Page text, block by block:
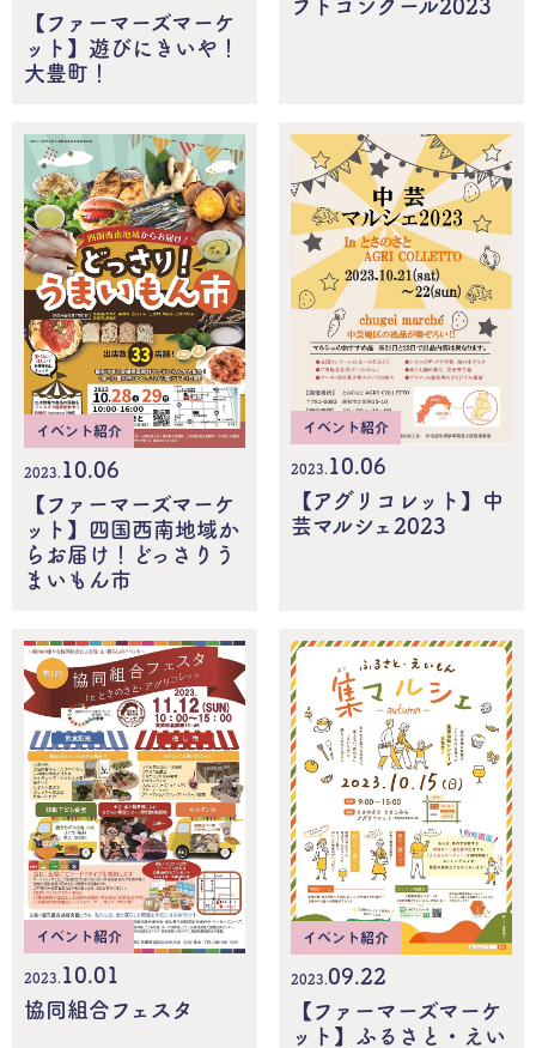
【ファーマーズマーケ
ット】遊びにきいや！
大豊町！
フトコンクール2023
イベント紹介
2023. 10.06
【ファーマーズマーケ
ット】四国西南地域か
らお届け！どっさりう
まいもん市
イベント紹介
2023. 10.06
【アグリコレット】中
芸マルシェ2023
イベント紹介
2023. 10.01
協同組合フェスタ
イベント紹介
2023. 09.22
【ファーマーズマーケ
ット】ふるさと・えい